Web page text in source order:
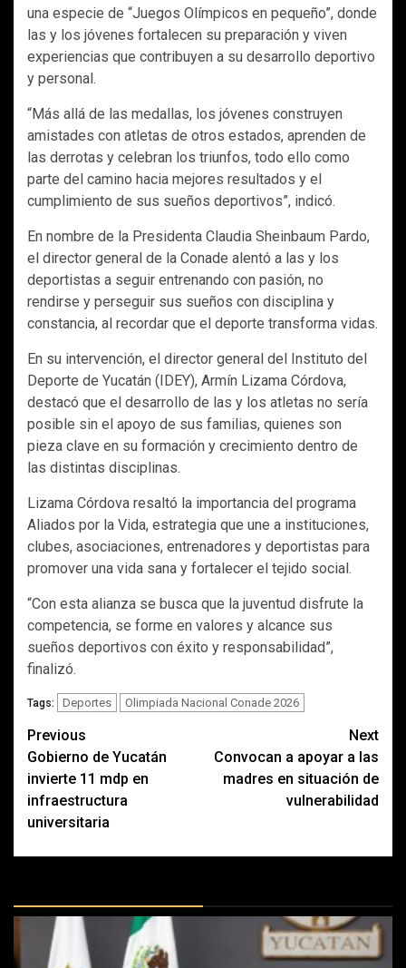
una especie de “Juegos Olímpicos en pequeño”, donde
las y los jóvenes fortalecen su preparación y viven
experiencias que contribuyen a su desarrollo deportivo
y personal.
“Más allá de las medallas, los jóvenes construyen
amistades con atletas de otros estados, aprenden de
las derrotas y celebran los triunfos, todo ello como
parte del camino hacia mejores resultados y el
cumplimiento de sus sueños deportivos”, indicó.
En nombre de la Presidenta Claudia Sheinbaum Pardo,
el director general de la Conade alentó a las y los
deportistas a seguir entrenando con pasión, no
rendirse y perseguir sus sueños con disciplina y
constancia, al recordar que el deporte transforma vidas.
En su intervención, el director general del Instituto del
Deporte de Yucatán (IDEY), Armín Lizama Córdova,
destacó que el desarrollo de las y los atletas no sería
posible sin el apoyo de sus familias, quienes son
pieza clave en su formación y crecimiento dentro de
las distintas disciplinas.
Lizama Córdova resaltó la importancia del programa
Aliados por la Vida, estrategia que une a instituciones,
clubes, asociaciones, entrenadores y deportistas para
promover una vida sana y fortalecer el tejido social.
“Con esta alianza se busca que la juventud disfrute la
competencia, se forme en valores y alcance sus
sueños deportivos con éxito y responsabilidad”,
finalizó.
Tags: Deportes Olimpiada Nacional Conade 2026
Post
navigation
Previous
Gobierno de Yucatán
invierte 11 mdp en
infraestructura
universitaria
Next
Convocan a apoyar a las
madres en situación de
vulnerabilidad